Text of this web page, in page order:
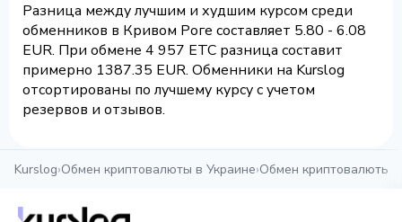
Разница между лучшим и худшим курсом среди
обменников в Кривом Роге составляет 5.80 - 6.08
EUR. При обмене 4 957 ETC разница составит
примерно 1387.35 EUR. Обменники на Kurslog
отсортированы по лучшему курсу с учетом
резервов и отзывов.
Kurslog›Обмен криптовалюты в Украине›Обмен криптовалюты